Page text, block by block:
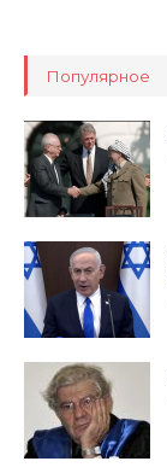
Популярное